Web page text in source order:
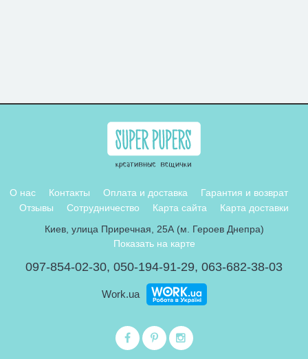
О нас Контакты Оплата и доставка
Гарантия и возврат
Отзывы
Сотрудничество Карта сайта
Карта доставки
Киев, улица Приречная, 25А (м. Героев Днепра)
Показать на карте
097-854-02-30, 050-194-91-29, 063-682-38-03
Work.ua